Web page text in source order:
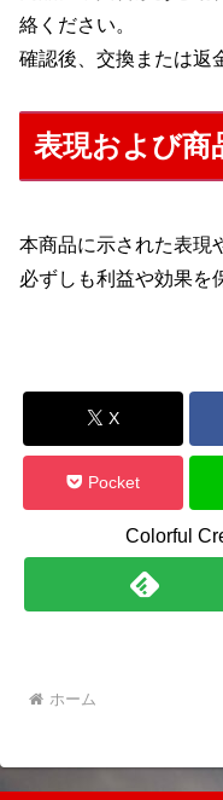
絡ください。
確認後、交換または返
表現および商
本商品に示された表現
必ずしも利益や効果を
X
Pocket
Colorful
ホーム